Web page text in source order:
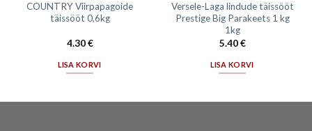
COUNTRY Viirpapagoide
täissööt 0,6kg
4.30€
LISA KORVI
Versele-Laga lindude täissööt
Prestige Big Parakeets 1 kg
1kg
5.40€
LISA KORVI